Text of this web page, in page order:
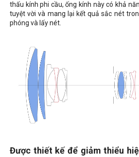
thấu kính phi cầu, ống kính này có khả
tuyệt vời và mang lại kết quả sắc nét
phóng và lấy nét.
Được thiết kế để giảm thiểu